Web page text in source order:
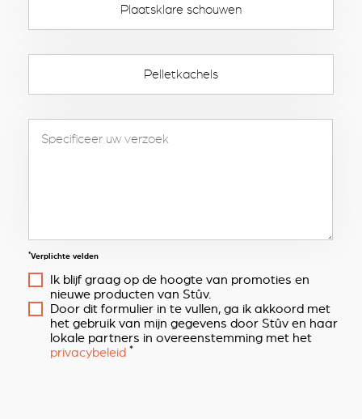
Plaatsklare schouwen
Pelletkachels
*Verplichte velden
Ik blijf graag op de hoogte van promoties en
nieuwe producten van Stûv.
Door dit formulier in te vullen, ga ik akkoord met
het gebruik van mijn gegevens door Stûv en haar
lokale partners in overeenstemming met het
privacybeleid *